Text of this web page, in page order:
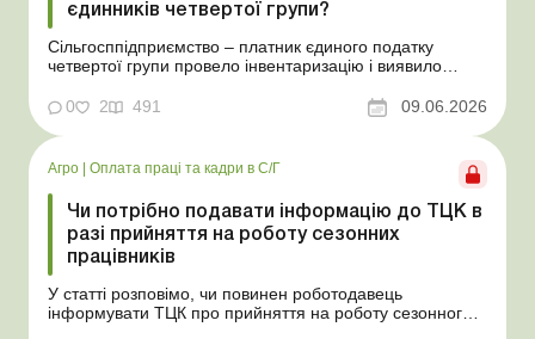
єдинників четвертої групи?
Сільгосппідприємство – платник єдиного податку
четвертої групи провело інвентаризацію і виявило
товарів, продукції власного виробництва, а також
основних засобів (далі – ОЗ). Як вплинуть такі
надлишки при їх оприбуткуванні на частку сільгоспто...
0 2 491 09.06.2026
Агро | Оплата праці та кадри в С/Г
Чи потрібно подавати інформацію до ТЦК в
разі прийняття на роботу сезонних
працівників
У статті розповімо, чи повинен роботодавець
інформувати ТЦК про прийняття на роботу сезонного